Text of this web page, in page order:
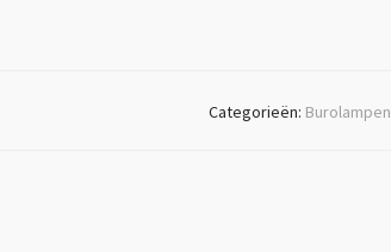
Categorieën: Burolampen